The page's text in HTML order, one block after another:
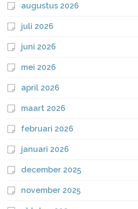
augustus 2026
juli 2026
juni 2026
mei 2026
april 2026
maart 2026
februari 2026
januari 2026
december 2025
november 2025